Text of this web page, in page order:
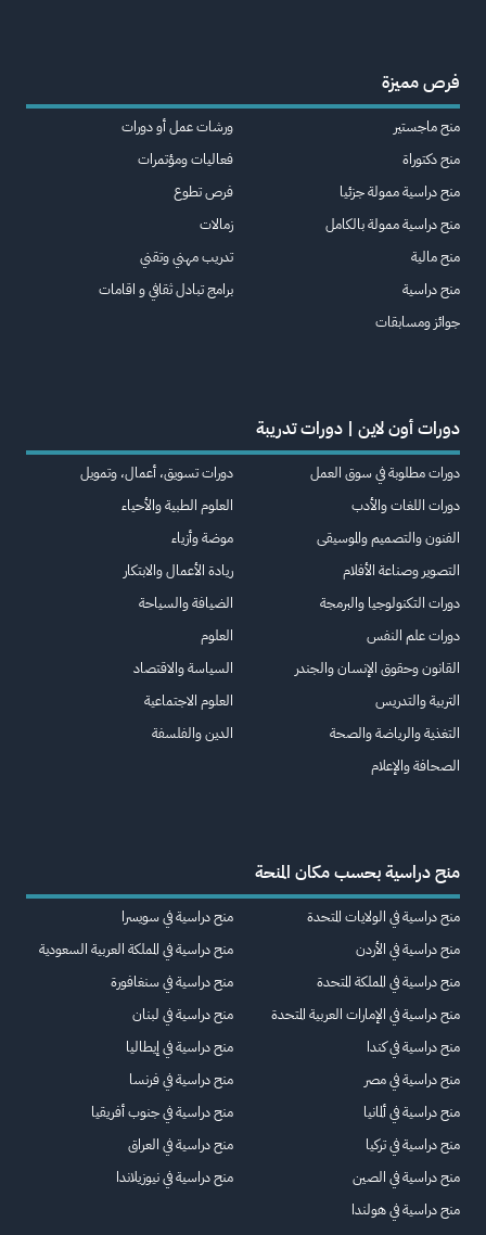
فرص مميزة
منح ماجستير
منح دكتوراة
منح دراسية ممولة جزئيا
منح دراسية ممولة بالكامل
منح مالية
منح دراسية
جوائز ومسابقات
ورشات عمل أو دورات
فعاليات ومؤتمرات
فرص تطوع
زمالات
تدريب مهني وتقني
برامج تبادل ثقافي و اقامات
دورات أون لاين | دورات تدريبة
دورات مطلوبة في سوق العمل
دورات اللغات والأدب
الفنون والتصميم والموسيقى
التصوير وصناعة الأفلام
دورات التكنولوجيا والبرمجة
دورات علم النفس
القانون وحقوق الإنسان والجندر
التربية والتدريس
التغذية والرياضة والصحة
الصحافة والإعلام
دورات تسويق، أعمال، وتمويل
العلوم الطبية والأحياء
موضة وأزياء
ريادة الأعمال والابتكار
الضيافة والسياحة
العلوم
السياسة والاقتصاد
العلوم الاجتماعية
الدين والفلسفة
منح دراسية بحسب مكان المنحة
منح دراسية في الولايات المتحدة
منح دراسية في الأردن
منح دراسية في المملكة المتحدة
منح دراسية في الإمارات العربية المتحدة
منح دراسية في كندا
منح دراسية في مصر
منح دراسية في ألمانيا
منح دراسية في تركيا
منح دراسية في الصين
منح دراسية في هولندا
منح دراسية في سويسرا
منح دراسية في المملكة العربية السعودية
منح دراسية في سنغافورة
منح دراسية في لبنان
منح دراسية في إيطاليا
منح دراسية في فرنسا
منح دراسية في جنوب أفريقيا
منح دراسية في العراق
منح دراسية في نيوزيلاندا